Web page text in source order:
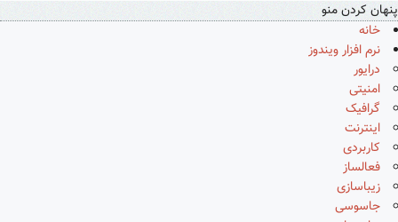
پنهان کردن منو
خانه
نرم افزار ویندوز
درایور
امنیتی
گرافیک
اینترنت
کاربردی
فعالساز
زیباسازی
جاسوسی